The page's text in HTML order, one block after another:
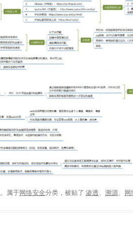
。属于网络安全分类，被贴了 渗透、 溯源、 网